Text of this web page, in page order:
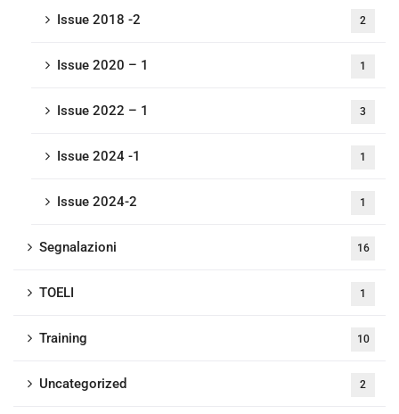
Issue 2018 -2 2
Issue 2020 – 1 1
Issue 2022 – 1 3
Issue 2024 -1 1
Issue 2024-2 1
Segnalazioni 16
TOELI 1
Training 10
Uncategorized 2